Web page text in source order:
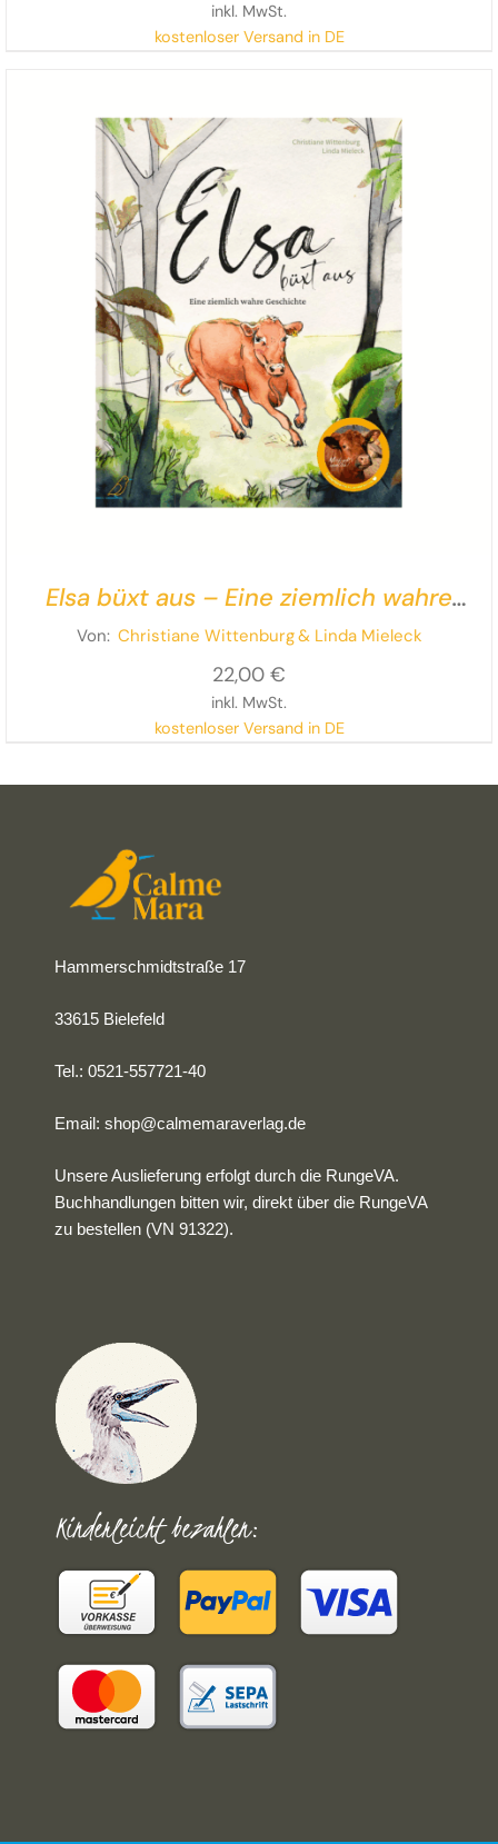
inkl. MwSt.
kostenloser Versand in DE
Elsa büxt aus – Eine ziemlich wahre
Geschichte
Von: Christiane Wittenburg& Linda Mieleck
22,00 €
inkl. MwSt.
kostenloser Versand in DE
Hammerschmidtstraße 17
33615 Bielefeld
Tel.: 0521-557721-40
Email:shop@calmemaraverlag.de
Unsere Auslieferung erfolgt durch die RungeVA.
Buchhandlungen bitten wir, direkt über die RungeVA
zu bestellen (VN 91322).
Kinderleicht bezahlen: